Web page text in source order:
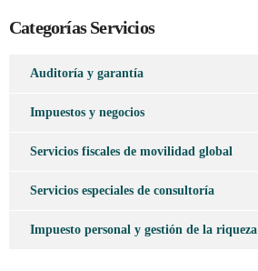
Categorías Servicios
Auditoría y garantía
Impuestos y negocios
Servicios fiscales de movilidad global
Servicios especiales de consultoría
Impuesto personal y gestión de la riqueza